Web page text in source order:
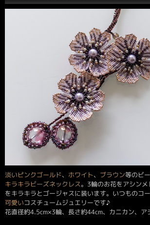
淡いピンクゴールド、 ホワイト、 ブラウン等のビ
キラキラビーズネックレス。3輪のお花をアシン
をキラキラとゴージャスに装います。いつものコ
可愛いコスチュームジュエリーです♪
花直径約4.5cm×3輪、長さ約44cm、カニカン、ア